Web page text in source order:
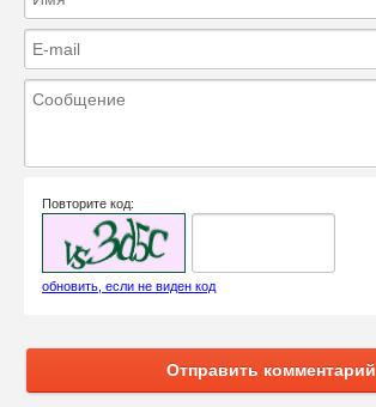
Повторите код:
обновить, если не виден код
Отправить комментарий